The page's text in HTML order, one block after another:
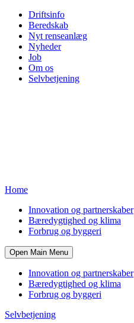
Driftsinfo
Beredskab
Nyt renseanlæg
Nyheder
Job
Om os
Selvbetjening
Home
Innovation og partnerskaber
Bæredygtighed og klima
Forbrug og byggeri
Open Main Menu
Innovation og partnerskaber
Bæredygtighed og klima
Forbrug og byggeri
Selvbetjening